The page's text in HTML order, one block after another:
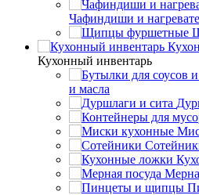
Чафиндиши и
Кухонный инвентарь
и масла